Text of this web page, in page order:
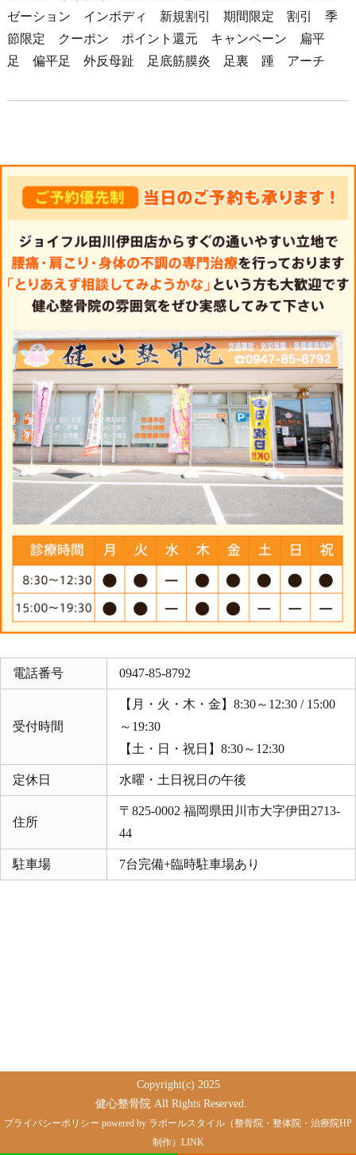
ゼーション インボディ 新規割引 期間限定 割引 季
節限定 クーポン ポイント還元 キャンペーン 扁平
足 偏平足 外反母趾 足底筋膜炎 足裏 踵 アーチ
電話番号 0947-85-8792
受付時間
【月・火・木・金】8:30～12:30 / 15:00
～19:30
【土・日・祝日】8:30～12:30
定休日 水曜・土日祝日の午後
住所
〒825-0002 福岡県田川市大字伊田2713-
44
駐車場 7台完備+臨時駐車場あり
Copyright(c) 2025
健心整骨院 All Rights Reserved.
プライバシーポリシー powered by ラポールスタイル（整骨院・整体院・治療院HP
制作） LINK